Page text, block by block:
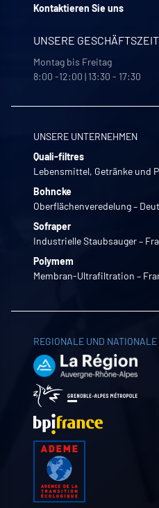
Kontaktieren Sie uns
UNSERE
Montag bis Freitag
8:00 -12:00 | 13:30 - 17:30
UNSERE UNTERNEHMEN
Quali-filtres
Lebensmittel, Getränke und
Bohncke
Oberflächenveredelung –
Sofraper
Industrielle Staubsauger –
Polymem
Membran-Ultrafiltration –
REGIONALE UND